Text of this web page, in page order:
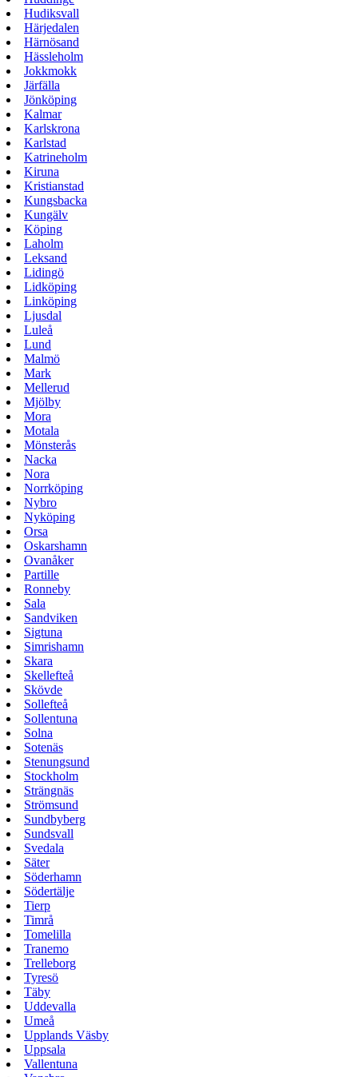
Hudiksvall
Härjedalen
Härnösand
Hässleholm
Jokkmokk
Järfälla
Jönköping
Kalmar
Karlskrona
Karlstad
Katrineholm
Kiruna
Kristianstad
Kungsbacka
Kungälv
Köping
Laholm
Leksand
Lidingö
Lidköping
Linköping
Ljusdal
Luleå
Lund
Malmö
Mark
Mellerud
Mjölby
Mora
Motala
Mönsterås
Nacka
Nora
Norrköping
Nybro
Nyköping
Orsa
Oskarshamn
Ovanåker
Partille
Ronneby
Sala
Sandviken
Sigtuna
Simrishamn
Skara
Skellefteå
Skövde
Sollefteå
Sollentuna
Solna
Sotenäs
Stenungsund
Stockholm
Strängnäs
Strömsund
Sundbyberg
Sundsvall
Svedala
Säter
Söderhamn
Södertälje
Tierp
Timrå
Tomelilla
Tranemo
Trelleborg
Tyresö
Täby
Uddevalla
Umeå
Upplands Väsby
Uppsala
Vallentuna